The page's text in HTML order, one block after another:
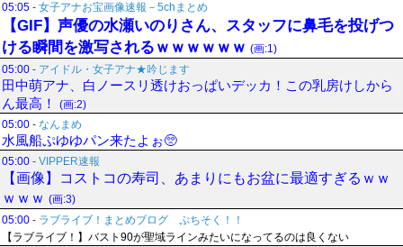
05:05 - 女子アナお宝画像速報－5chまとめ
【GIF】声優の水瀬いのりさん、スタッフに鼻毛を投げつ
ける瞬間を激写されるｗｗｗｗｗｗ (画:1)
05:00 - アイドル・女子アナ★吟じます
田中萌アナ、白ノースリ透けおっぱいデッカ！この乳房けしから
ん最高！
(画:2)
05:00 - なんまめ
水風船ぷゆゆパン来たよぉ🥺
05:00 - VIPPER速報
【画像】コストコの寿司、あまりにもお盆に最適すぎるｗｗ
ｗｗｗ (画:3)
05:00 - ラブライブ！まとめブログ ぷちそく！！
【ラブライブ！】バスト90が聖域ラインみたいになってるのは良くない